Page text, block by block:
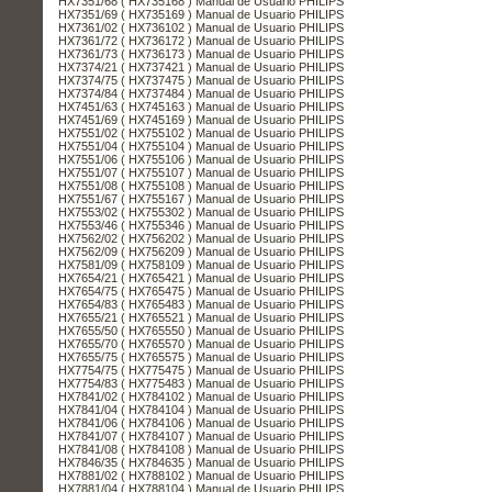
HX7351/69 ( HX735169 ) Manual de Usuario PHILIPS
HX7361/02 ( HX736102 ) Manual de Usuario PHILIPS
HX7361/72 ( HX736172 ) Manual de Usuario PHILIPS
HX7361/73 ( HX736173 ) Manual de Usuario PHILIPS
HX7374/21 ( HX737421 ) Manual de Usuario PHILIPS
HX7374/75 ( HX737475 ) Manual de Usuario PHILIPS
HX7374/84 ( HX737484 ) Manual de Usuario PHILIPS
HX7451/63 ( HX745163 ) Manual de Usuario PHILIPS
HX7451/69 ( HX745169 ) Manual de Usuario PHILIPS
HX7551/02 ( HX755102 ) Manual de Usuario PHILIPS
HX7551/04 ( HX755104 ) Manual de Usuario PHILIPS
HX7551/06 ( HX755106 ) Manual de Usuario PHILIPS
HX7551/07 ( HX755107 ) Manual de Usuario PHILIPS
HX7551/08 ( HX755108 ) Manual de Usuario PHILIPS
HX7551/67 ( HX755167 ) Manual de Usuario PHILIPS
HX7553/02 ( HX755302 ) Manual de Usuario PHILIPS
HX7553/46 ( HX755346 ) Manual de Usuario PHILIPS
HX7562/02 ( HX756202 ) Manual de Usuario PHILIPS
HX7562/09 ( HX756209 ) Manual de Usuario PHILIPS
HX7581/09 ( HX758109 ) Manual de Usuario PHILIPS
HX7654/21 ( HX765421 ) Manual de Usuario PHILIPS
HX7654/75 ( HX765475 ) Manual de Usuario PHILIPS
HX7654/83 ( HX765483 ) Manual de Usuario PHILIPS
HX7655/21 ( HX765521 ) Manual de Usuario PHILIPS
HX7655/50 ( HX765550 ) Manual de Usuario PHILIPS
HX7655/70 ( HX765570 ) Manual de Usuario PHILIPS
HX7655/75 ( HX765575 ) Manual de Usuario PHILIPS
HX7754/75 ( HX775475 ) Manual de Usuario PHILIPS
HX7754/83 ( HX775483 ) Manual de Usuario PHILIPS
HX7841/02 ( HX784102 ) Manual de Usuario PHILIPS
HX7841/04 ( HX784104 ) Manual de Usuario PHILIPS
HX7841/06 ( HX784106 ) Manual de Usuario PHILIPS
HX7841/07 ( HX784107 ) Manual de Usuario PHILIPS
HX7841/08 ( HX784108 ) Manual de Usuario PHILIPS
HX7846/35 ( HX784635 ) Manual de Usuario PHILIPS
HX7881/02 ( HX788102 ) Manual de Usuario PHILIPS
HX7881/04 ( HX788104 ) Manual de Usuario PHILIPS